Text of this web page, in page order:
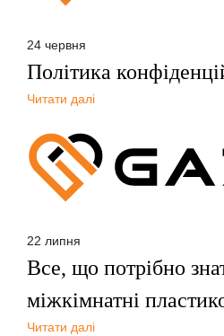
24 червня
Політика
Читати далі
22 липня
Все, що потрібно
міжкімнатні
Читати далі